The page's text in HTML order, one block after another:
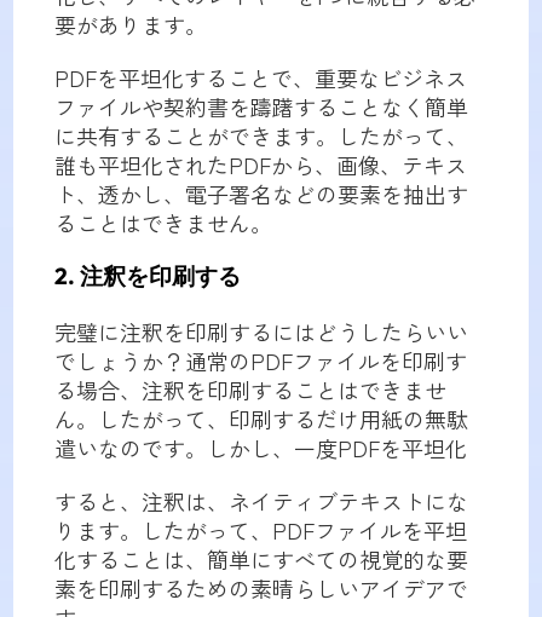
要があります。
PDFを平坦化することで、重要なビジネス
ファイルや契約書を躊躇することなく簡単
に共有することができます。したがって、
誰も平坦化されたPDFから、画像、テキス
ト、透かし、電子署名などの要素を抽出す
ることはできません。
2. 注釈を印刷する
完璧に注釈を印刷するにはどうしたらいい
でしょうか？通常のPDFファイルを印刷す
る場合、注釈を印刷することはできませ
ん。したがって、印刷するだけ用紙の無駄
遣いなのです。しかし、一度PDFを平坦化
すると、注釈は、ネイティブテキストにな
ります。したがって、PDFファイルを平坦
化することは、簡単にすべての視覚的な要
素を印刷するための素晴らしいアイデアで